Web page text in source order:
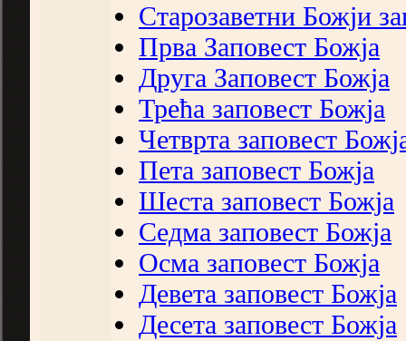
Старозаветни Божји
Прва Заповест Божја
Друга Заповест Божја
Трећа заповест Божја
Четврта заповест
Пета заповест Божја
Шеста заповест Божја
Седма заповест Божја
Осма заповест Божја
Девета заповест Божја
Десета заповест Божја